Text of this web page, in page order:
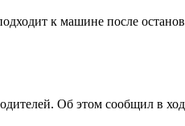
к машине после
Об этом сообщил в